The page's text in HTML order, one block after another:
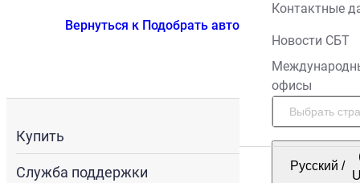
Контактные
Новости СБТ
офисы
Русский /
Вернуться к Подобрать автомобиль
Купить
Служба поддержки